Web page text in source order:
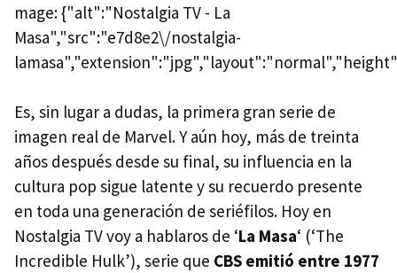
mage: {"alt":"Nostalgia TV - La
Masa","src":"e7d8e2\/nostalgia-
Es, sin lugar a dudas, la primera gran serie de
imagen real de Marvel. Y aún hoy, más de treinta
años después desde su final, su influencia en la
cultura pop sigue latente y su recuerdo presente
en toda una generación de seriéfilos. Hoy en
Nostalgia TV voy a hablaros de ‘La Masa‘ (‘The
Incredible Hulk’), serie que CBS emitió entre 1977